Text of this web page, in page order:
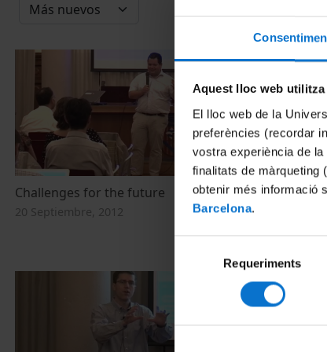
Aquest lloc web utilitza
El lloc web de la
preferències (recordar
vostra experiència de
finalitats de màrqueting
obtenir més informació
Barcelona.
consentiment
Requeriments
Challenges for the future
20 Septiembre, 2012
The